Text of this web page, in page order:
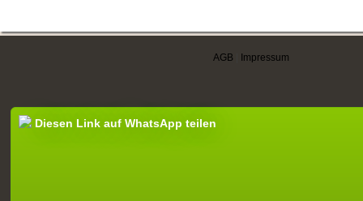
AGB Impressum
Diesen Link auf WhatsApp teilen